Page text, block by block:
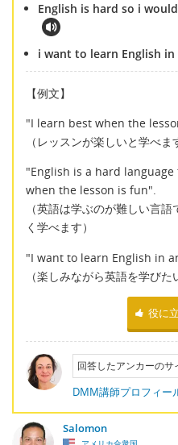
English is hard so i
i want to learn English
【例文】
"I learn best when the
（レッスンが楽しいと学べま
"English is a hard
when the lesson is fun".
（英語は学ぶのが難しい言
く学べます）
"I want to learn English in
（楽しみながら英語を学びた
役に
回答したアンカーのサ
DMM講師プロフィー
Salomon